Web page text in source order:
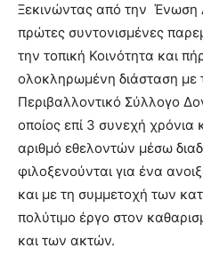
Ξεκινώντας από την
πρώτες συντονισμένες
την τοπική Κοινότητα και
ολοκληρωμένη διάσταση με
Περιβαλλοντικό Σύλλογο
οποίος επί 3 συνεχή χρόνια
αριθμό εθελοντών μέσω
φιλοξενούνται για ένα
και με τη συμμετοχή των
πολύτιμο έργο στον
και των ακτών.